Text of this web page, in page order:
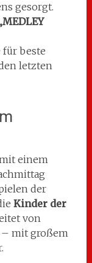
gesorgt.
für beste
letzten
einem
der
Kinder der
von
mit großem